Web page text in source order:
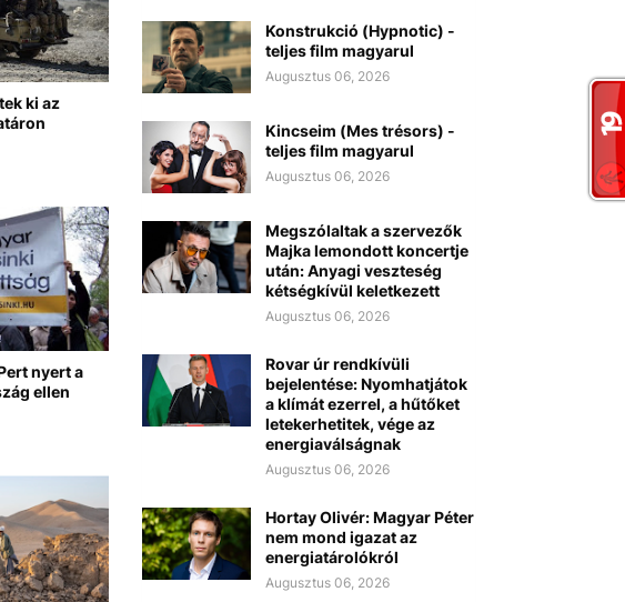
ki az
nyert a
ellen
Konstrukció (Hypnotic) -
teljes film magyarul
Augusztus 06, 2026
Kincseim (Mes trésors) -
teljes film magyarul
Augusztus 06, 2026
Megszólaltak a szervezők
Majka lemondott koncertje
után: Anyagi veszteség
kétségkívül keletkezett
Augusztus 06, 2026
Rovar úr rendkívüli
bejelentése: Nyomhatjátok
a klímát ezerrel, a hűtőket
letekerhetitek, vége az
energiaválságnak
Augusztus 06, 2026
Hortay Olivér: Magyar Péter
nem mond igazat az
energiatárolókról
Augusztus 06, 2026